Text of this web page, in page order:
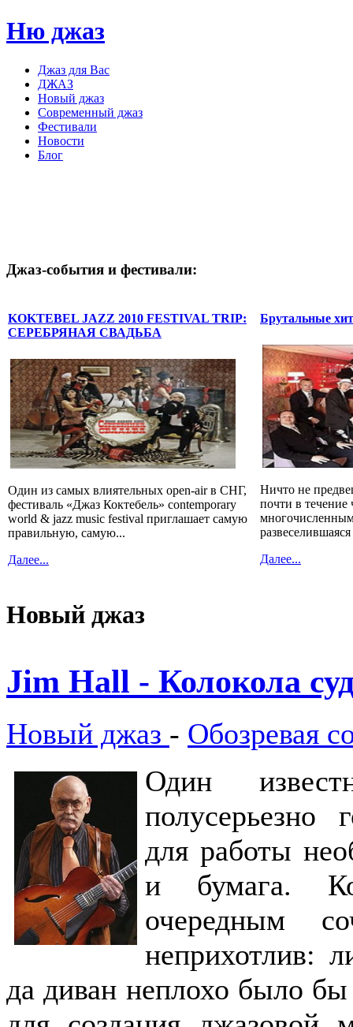
Ню джаз
Джаз для Вас
ДЖАЗ
Новый джаз
Современный джаз
Фестивали
Новости
Блог
Джаз-события и фестивали:
KOKTEBEL JAZZ 2010 FESTIVAL TRIP:
СЕРЕБРЯНАЯ СВАДЬБА
Один из самых влиятельных open-air в СНГ,
фестиваль «Джаз Коктебель» contemporary
world & jazz music festival приглашает самую
правильную, самую...
Далее...
Брутальные
Ничто не
почти в течение
Далее...
Новый джаз
Jim Hall - Колокола
Новый джаз - Обозревая
Один
полусерьезно
для работы
и бумага.
очередным
неприхотлив:
да диван неплохо было